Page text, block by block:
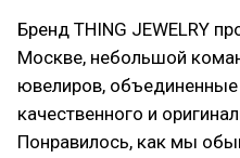
Бренд THING JEWELRY
Москве, небольшой
ювелиров,
качественного и
Понравилось, как мы